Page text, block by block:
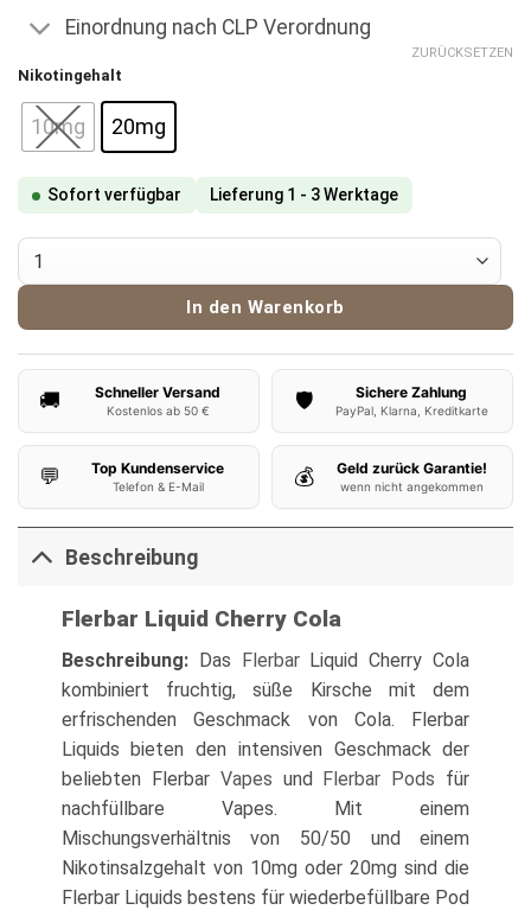
Einordnung nach CLP Verordnung
Nikotingehalt
10mg 20mg
ZURÜCKSETZEN
Sofort verfügbar Lieferung 1 - 3 Werktage
Flerbar Liquid Cherry Cola Menge
In den Warenkorb
🚚 Schneller Versand
Kostenlos ab 50 € 🛡️ Sichere Zahlung
PayPal, Klarna, Kreditkarte
💬 Top Kundenservice
Telefon & E-Mail 💰 Geld zurück Garantie!
wenn nicht angekommen
Beschreibung
Flerbar Liquid Cherry Cola
Beschreibung: Das FlerbarLiquid Cherry Cola
kombiniert fruchtig, süße Kirsche mit dem
erfrischenden Geschmack von Cola. Flerbar
Liquids bieten den intensiven Geschmack der
beliebten Flerbar Vapes und Flerbar Pods für
nachfüllbare Vapes. Mit einem
Mischungsverhältnis von 50/50 und einem
Nikotinsalzgehalt von 10mg oder 20mg sind die
Flerbar Liquids bestens für wiederbefüllbare Pod